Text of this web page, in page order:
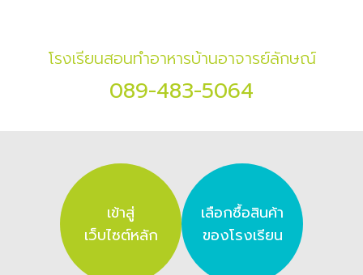
โรงเรียนสอนทำอาหารบ้านอาจารย์ลักษณ์
089-483-5064
เข้าสู่
เว็บไซต์หลัก
เลือกซื้อสินค้า
ของโรงเรียน